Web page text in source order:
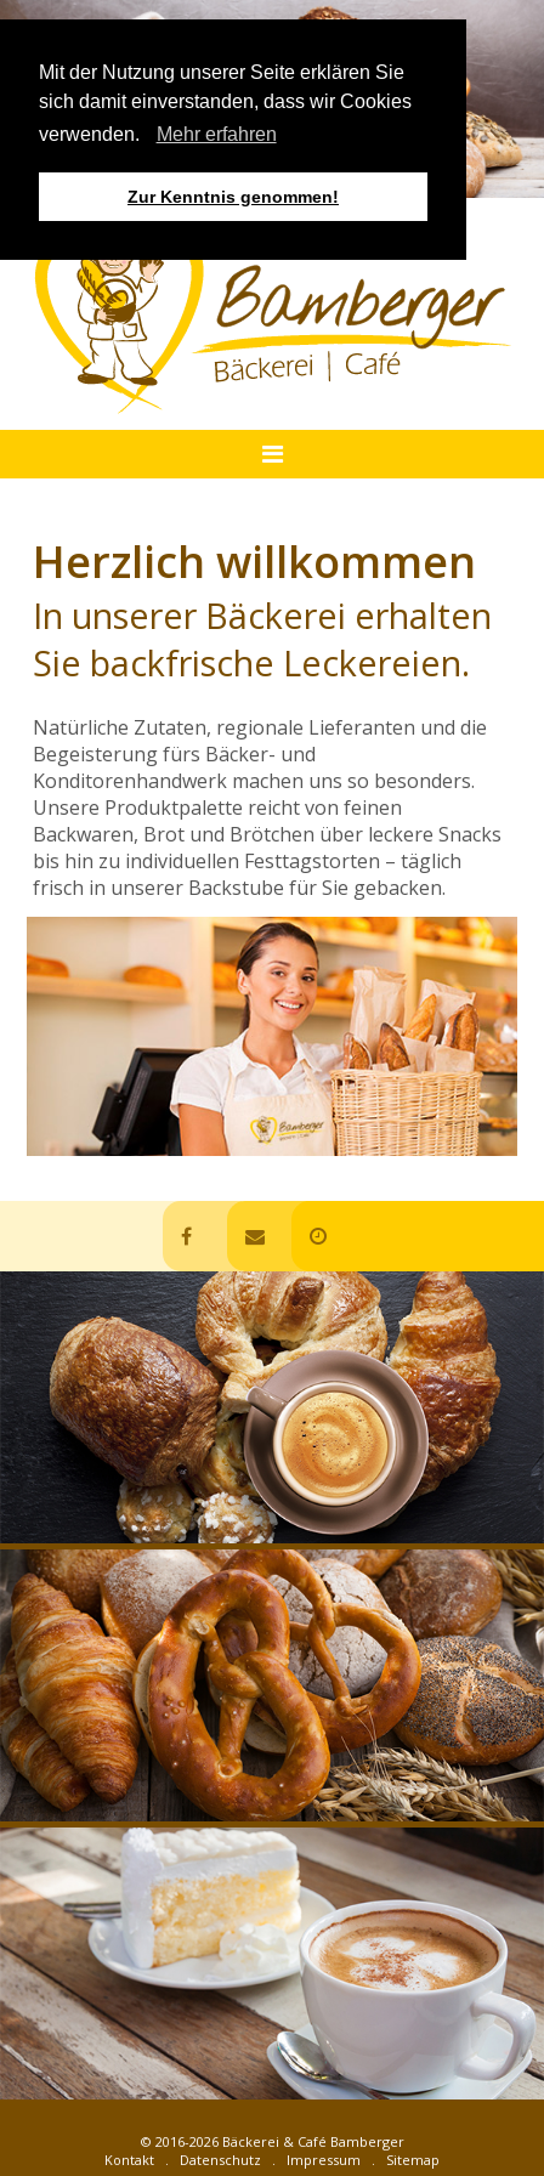
Mit der Nutzung unserer Seite erklären Sie
sich damit einverstanden, dass wir Cookies
verwenden.
Mehr erfahren
Zur Kenntnis genommen!
UNSERE BÄCKEREI
CAFÉ
Herzlich willkommen
In unserer Bäckerei erhalten
Sie backfrische Leckereien.
Natürliche Zutaten, regionale Lieferanten und die
Begeisterung fürs Bäcker- und
Konditorenhandwerk machen uns so besonders.
Unsere Produktpalette reicht von feinen
Backwaren, Brot und Brötchen über leckere Snacks
bis hin zu individuellen Festtagstorten – täglich
frisch in unserer Backstube für Sie gebacken.
© 2016-2026 Bäckerei & Café Bamberger
Kontakt
Datenschutz Impressum Sitemap